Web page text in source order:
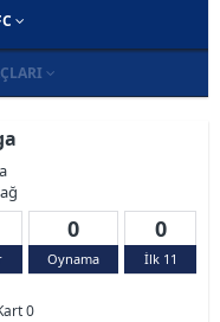
0
Oynama
0
İlk 11
0